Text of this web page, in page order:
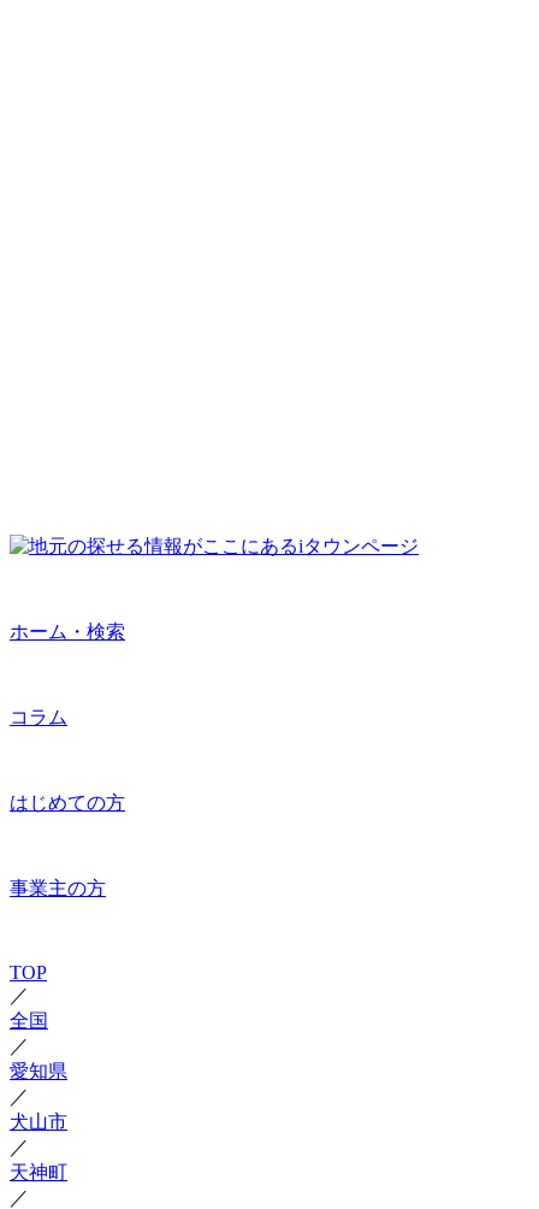
ホーム・検索
コラム
はじめての方
事業主の方
TOP
／
全国
／
愛知県
／
犬山市
／
天神町
／